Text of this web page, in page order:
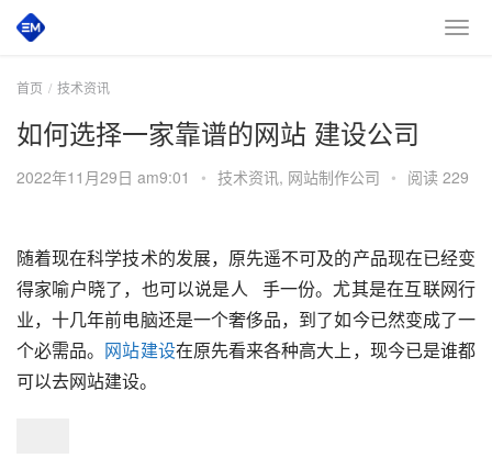
首页 技术资讯
如何选择一家靠谱的网站 建设公司
2022年11月29日 am9:01 • 技术资讯, 网站制作公司 • 阅读 229
随着现在科学技术的发展，原先遥不可及的产品现在已经变
得家喻户晓了，也可以说是人   手一份。尤其是在互联网行
业，十几年前电脑还是一个奢侈品，到了如今已然变成了一
个必需品。 网站建设在原先看来各种高大上，现今已是谁都
可以去网站建设。